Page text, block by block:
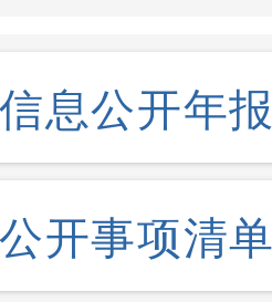
息公开年
开事项清